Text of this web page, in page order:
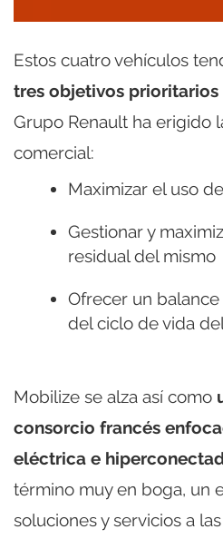
Estos cuatro vehículos
tres objetivos prioritarios
Grupo Renault ha erigido
comercial:
Maximizar el uso
Gestionar y
residual del mismo
Ofrecer un
del ciclo de vida
Mobilize se alza así como
consorcio francés
eléctrica e
término muy en boga, un
soluciones y servicios a